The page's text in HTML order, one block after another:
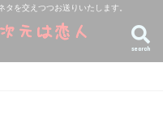
を交えつつお送りいたします。
search